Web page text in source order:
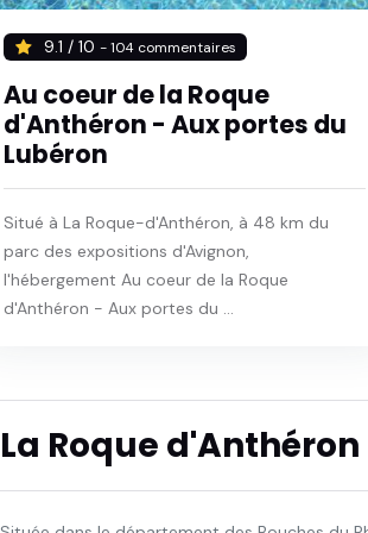
9.1 / 10 - 104 commentaires
Au coeur de la Roque
d'Anthéron - Aux portes du
Lubéron
Situé à La Roque-d'Anthéron, à 48 km du
parc des expositions d'Avignon,
l'hébergement Au coeur de la Roque
d'Anthéron - Aux portes du ...
La Roque d'Anthéron